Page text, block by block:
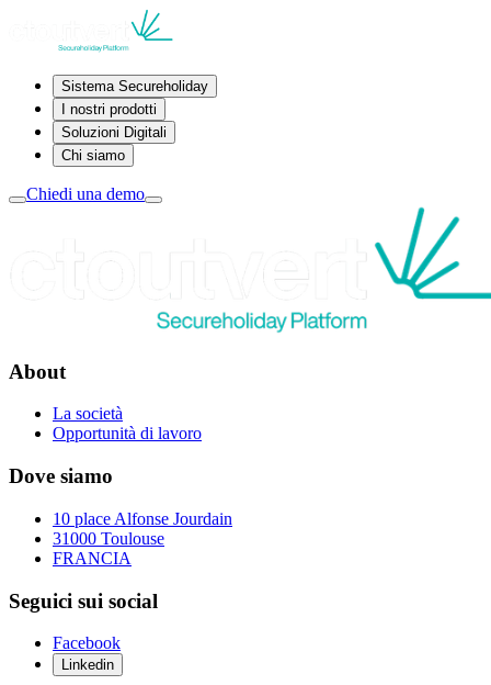
Sistema Secureholiday
I nostri prodotti
Soluzioni Digitali
Chi siamo
Chiedi una demo
About
La società
Opportunità di lavoro
Dove siamo
10 place Alfonse Jourdain
31000 Toulouse
FRANCIA
Seguici sui social
Facebook
Linkedin